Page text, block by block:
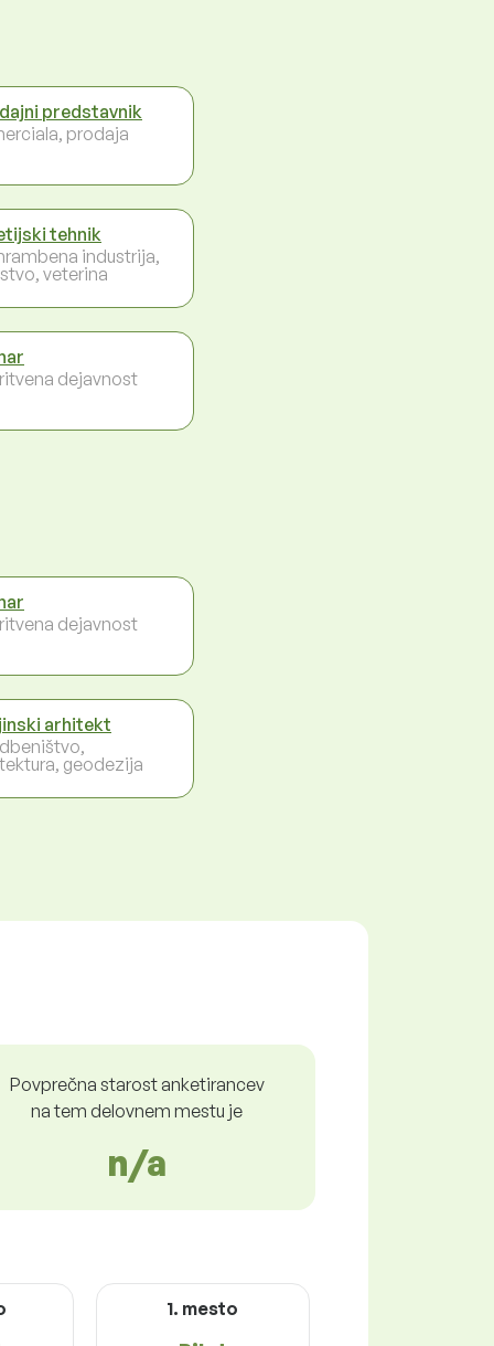
predstavnik
prodaja
tehnik
industrija,
veterina
dejavnost
dejavnost
arhitekt
geodezija
Povprečna starost anketirancev
na tem delovnem mestu je
n/a
1. mesto